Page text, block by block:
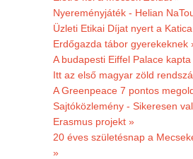
Nyereményjáték - Helian
Üzleti Etikai Díjat nyert a
Erdőgazda tábor gyerekeknek
A budapesti Eiffel Palace
Itt az első magyar zöld
A Greenpeace 7 pontos
Sajtóközlemény - Sikeresen
Erasmus projekt »
20 éves születésnap a
»